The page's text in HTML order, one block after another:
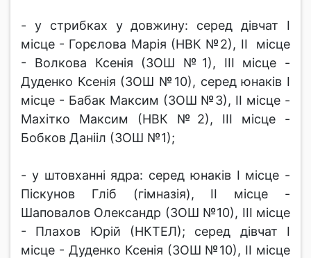
- у стрибках у довжину: серед дівчат І
місце - Горєлова Марія (НВК №2), ІІ місце
- Волкова Ксенія (ЗОШ №1), ІІІ місце -
Дуденко Ксенія (ЗОШ №10), серед юнаків І
місце - Бабак Максим (ЗОШ №3), ІІ місце -
Махітко Максим (НВК №2), ІІІ місце -
Бобков Данііл (ЗОШ №1);
- у штовханні ядра: серед юнаків І місце -
Піскунов Гліб (гімназія), ІІ місце -
Шаповалов Олександр (ЗОШ №10), ІІІ місце
- Плахов Юрій (НКТЕЛ); серед дівчат І
місце - Дуденко Ксенія (ЗОШ №10), ІІ місце